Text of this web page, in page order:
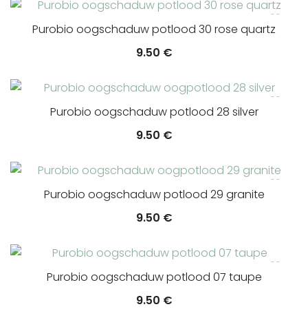
Purobio oogschaduw potlood 30 rose quartz
9.50 €
Purobio oogschaduw potlood 28 silver
9.50 €
Purobio oogschaduw potlood 29 granite
9.50 €
Purobio oogschaduw potlood 07 taupe
9.50 €